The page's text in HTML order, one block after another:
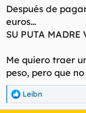
Después de
euros...
SU PUTA
Me quiero traer
peso, pero que
R
e
Leibn